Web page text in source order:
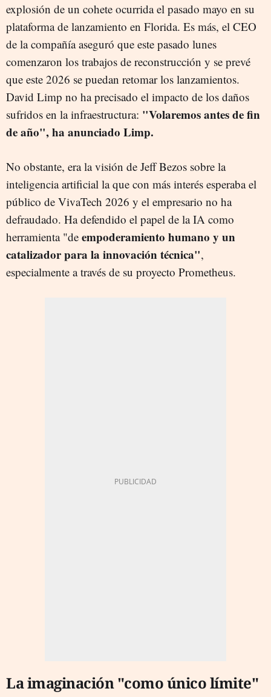
explosión de un cohete ocurrida el pasado mayo en su
plataforma de lanzamiento en Florida. Es más, el CEO
de la compañía aseguró que este pasado lunes
comenzaron los trabajos de reconstrucción y se prevé
que este 2026 se puedan retomar los lanzamientos.
David Limp no ha precisado el impacto de los daños
sufridos en la infraestructura: "Volaremos antes de fin
de año", ha anunciado Limp.
No obstante, era la visión de Jeff Bezos sobre la
inteligencia artificial la que con más interés esperaba el
público de VivaTech 2026 y el empresario no ha
defraudado. Ha defendido el papel de la IA como
herramienta "de empoderamiento humano y un
catalizador para la innovación técnica",
especialmente a través de su proyecto Prometheus.
La imaginación "como único límite"